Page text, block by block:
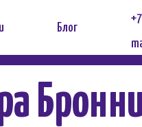
Блог